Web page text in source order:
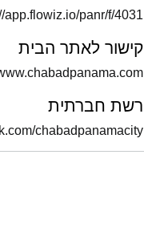
app.flowiz.io/panr/f/4031/
קישור לאתר הבית
רשת חברתית
chabadpanamacity